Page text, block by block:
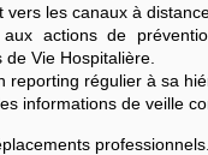
vers les canaux à
actions de
de Vie Hospitalière.
reporting régulier à sa
informations de veille
professionnels.